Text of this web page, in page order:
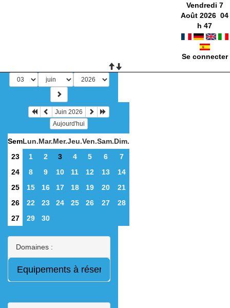
Vendredi 7
Août 2026 04
h47
Se connecter
Juin 2026
Aujourd'hui
SemLun.Mar.Mer.Jeu.Ven.Sam.Dim.
23
1 2 3 4 5 6
7
24
8 9 10 11 12 13
14
25
15 16 17 18 19 20
21
26
22 23 24 25 26 27
28
27
29 30
Domaines :